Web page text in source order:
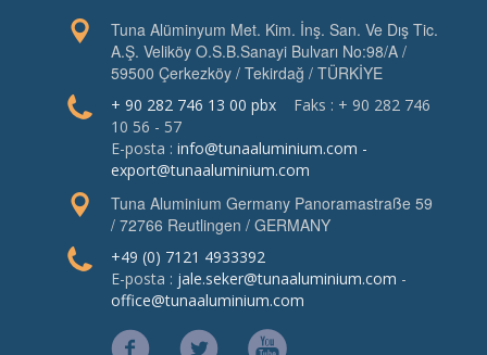
Tuna Alüminyum Met. Kim. İnş. San. Ve Dış Tic.
A.Ş. Veliköy O.S.B.Sanayi Bulvarı No:98/A /
59500 Çerkezköy / Tekirdağ / TÜRKİYE
+ 90 282 746 13 00 pbx Faks : + 90 282 746
10 56 - 57
E-posta : info@tunaaluminium.com -
export@tunaaluminium.com
Tuna Aluminium Germany Panoramastraße 59
/ 72766 Reutlingen / GERMANY
+49 (0) 7121 4933392
E-posta : jale.seker@tunaaluminium.com -
office@tunaaluminium.com